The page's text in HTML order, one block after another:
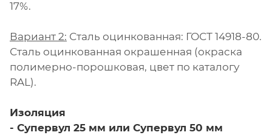
17%.
Вариант 2: Сталь оцинкованная: ГОСТ 14918-80.
Сталь оцинкованная окрашенная (окраска
полимерно-порошковая, цвет по каталогу
RAL).
Изоляция
- Супервул 25 мм или Супервул 50 мм